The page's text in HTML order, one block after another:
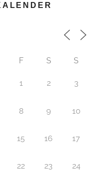
F S S
1 2 3
8 9 10
15 16 17
22 23 24